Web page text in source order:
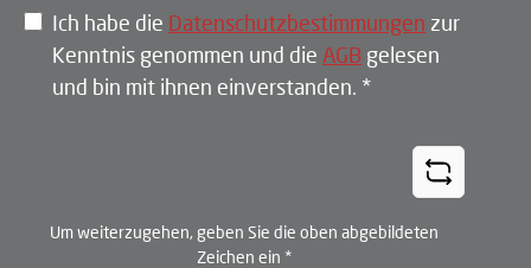
Ich habe die Datenschutzbestimmungen zur
Kenntnis genommen und die AGB gelesen
und bin mit ihnen einverstanden. *
Um weiterzugehen, geben Sie die oben abgebildeten
Zeichen ein *